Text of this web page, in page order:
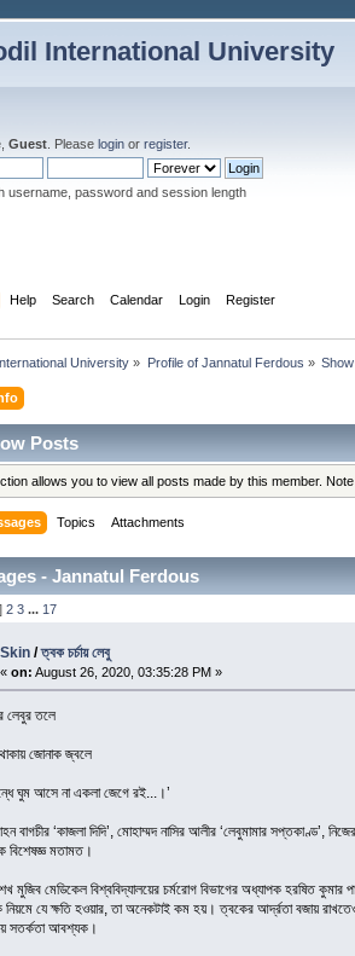
International University
Guest . Pleaselogin orregister.
username, password and session length
Help Search Calendar Login Register
University » Profile of Jannatul Ferdous »
Posts
allows you to view all posts made by this member.
Topics Attachments
- Jannatul Ferdous
]2 3 ... 17
Skin /ত্বক চর্চায় লেবু
«on: August 26, 2020, 03:35:28 PM »
লেবুর তলে
জোনাক জ্বলে
ঘুম আসে না একলা জেগে রই...।’
বাগচীর ‘কাজলা দিদি’, মোহাম্মদ নাসির আলীর ‘লেবুমামার
বিশেষজ্ঞ মতামত।
মুজিব মেডিকেল বিশ্ববিদ্যালয়ের চর্মরোগ বিভাগের অধ্যাপক হরষিত
নিয়মে যে ক্ষতি হওয়ার, তা অনেকটাই কম হয়। ত্বকের আর্দ্রতা বজায়
সতর্কতা আবশ্যক।